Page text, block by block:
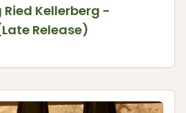
Ried Kellerberg -
Release)